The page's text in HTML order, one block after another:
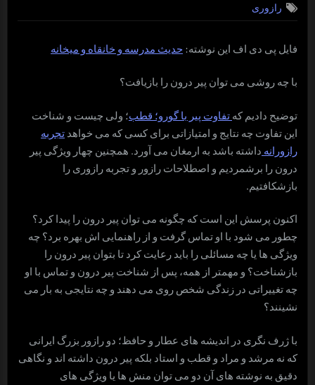
خانقاه،
و
رازوری
فایل پی دی اف این نوشته: حدیث مدرسه و خانقاه و میخانه
با چه روشی می توان پیر درون را بازیافت؟
توضیح دادیم که تفاوت پیر با گورو؛ قطب؛ ولی چیست و شناخت
این تفاوت چه نتایج و امتیازاتی برای کسی که می خواهد تجربه
رازورانه داشته باشد به ارمغان می آورد. همچنین چهار ویژگی پیر
درون را برشمردیم و اصطلاحات رازور و تجربه رازوری را
بازشکافتیم.
اکنون پرسش این است که چگونه می توان پیر درون را پیدا کرد؟
چطور می شود با او تماس گرفت و از راهنمایی اش بهره برد؟ چه
ویژگی ها یا چه مسائلی را باید رعایت کرد تا بتوان پیر درون را
بازشناخت؟ و مهمتر از همه، پس از شناخت پیر درون و تماس با او
چه تغییراتی در زندگی شخص روی می دهند و چه نتایجی به بار می
نشینند؟
با ژرف نگری در اندیشه های عطار و حافظ؛ دو رازور بزرگ ایرانی
که نه مرشد و مراد و قطب و استاد بلکه پیر درون داشته اند و نگاهی
دقیق به نوشته های آن دو می توان منش ها یا ویژگی های